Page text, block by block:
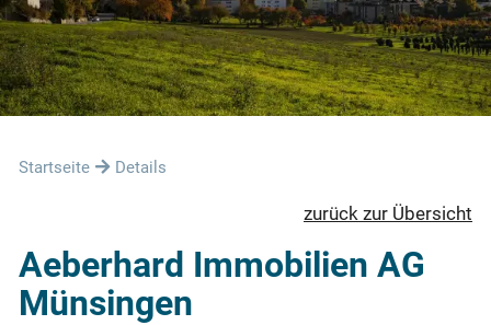
Startseite Details
zurück zur Übersicht
Aeberhard Immobilien AG
Münsingen